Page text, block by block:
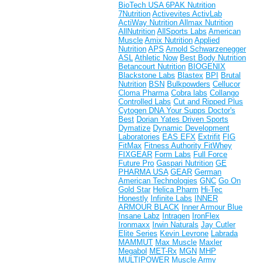
BioTech USA 6PAK Nutrition
7Nutrition Activevites ActivLab
ActiWay Nutrition Allmax Nutrition
AllNutrition AllSports Labs American
Muscle Amix Nutrition Applied
Nutrition APS Arnold Schwarzenegger
ASL Athletic Now Best Body Nutrition
Betancourt Nutrition BIOGENIX
Blackstone Labs Blastex BPI
Brutal
Nutrition BSN Bulkpowders Cellucor
Cloma Pharma Cobra labs Collango
Controlled Labs Cut and Ripped Plus
Cytogen DNA Your Supps Doctor's
Best Dorian Yates Driven Sports
Dymatize Dynamic Development
Laboratories EAS EFX Extrifit FIG
FitMax Fitness Authority FitWhey
FIXGEAR Form Labs Full Force
Future Pro Gaspari Nutrition GE
PHARMA USA GEAR German
American Technologies GNC Go On
Gold Star Helica Pharm Hi-Tec
Honestly Infinite Labs
INNER
ARMOUR BLACK Inner Armour Blue
Insane Labz Intragen IronFlex
Ironmaxx Irwin Naturals Jay Cutler
Elite Series Kevin Levrone Labrada
MAMMUT Max Muscle Maxler
Megabol MET-Rx MGN MHP
MULTIPOWER Muscle Army